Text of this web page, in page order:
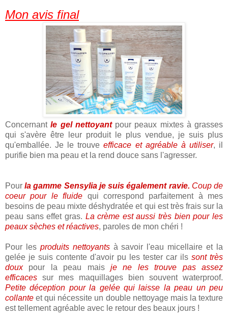
Mon avis final
Concernantle gel nettoyantpour peaux mixtes à grasses
qui s'avère être leur produit le plus vendue, je suis plus
qu'emballée. Je le trouveefficace et agréable à utiliser, il
purifie bien ma peau et la rend douce sans l'agresser.
Pourla gamme Sensylia je suis également ravie. Coup de
coeur pour le fluide qui correspond parfaitement à mes
besoins de peau mixte déshydratée et qui est très frais sur la
peau sans effet gras. La crème est aussi très bien pour les
peaux sèches et réactives, paroles de mon chéri !
Pour les produits nettoyantsà savoir l'eau micellaire et la
gelée je suis contente d'avoir pu les tester car ils sont très
doux pour la peau maisje ne les trouve pas assez
efficaces sur mes maquillages bien souvent waterproof.
Petite déception pour la gelée qui laisse la peau un peu
collante et qui nécessite un double nettoyage mais la texture
est tellement agréable avec le retour des beaux jours !